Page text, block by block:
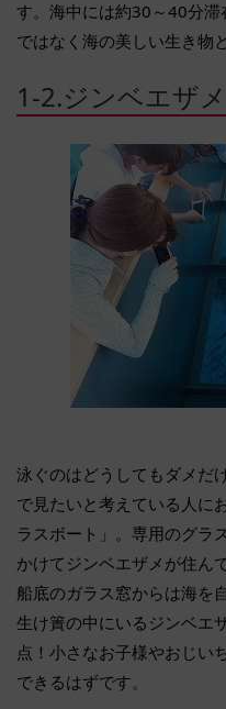
す。海中には約30～40分
ではなく海の美しい生き物
1-2.ジンベエザ
泳ぐのはどうしてもダメだ
で見たいと考えている人に
ラスボート」。専用のグラ
かけてジンベエザメが住ん
船底のガラス窓からは海を
生け簀の中にいるジンベエ
点！小さなお子様やおじい
できるはずです。